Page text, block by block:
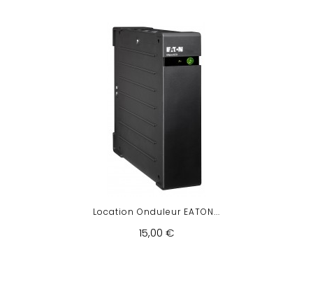
Location Onduleur EATON...
15,00 €